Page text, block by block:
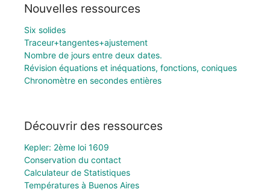
Nouvelles ressources
Six solides
Traceur+tangentes+ajustement
Nombre de jours entre deux dates.
Révision équations et inéquations, fonctions, coniques
Chronomètre en secondes entières
Découvrir des ressources
Kepler: 2ème loi 1609
Conservation du contact
Calculateur de Statistiques
Températures à Buenos Aires